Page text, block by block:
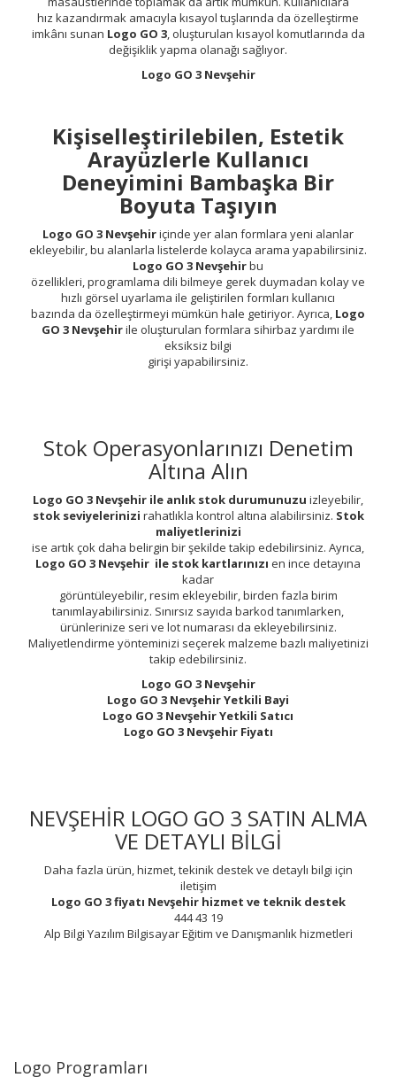
hız kazandırmak amacıyla kısayol tuşlarında da özelleştirme
imkânı sunan Logo GO 3, oluşturulan kısayol komutlarında da
değişiklik yapma olanağı sağlıyor.
Logo GO 3 Nevşehir
Kişiselleştirilebilen, Estetik
Arayüzlerle Kullanıcı
Deneyimini Bambaşka Bir
Boyuta Taşıyın
Logo GO 3 Nevşehiriçinde yer alan formlara yeni alanlar
ekleyebilir, bu alanlarla listelerde kolayca arama yapabilirsiniz.
Logo GO 3 Nevşehirbu
özellikleri, programlama dili bilmeye gerek duymadan kolay ve
hızlı görsel uyarlama ile geliştirilen formları kullanıcı
bazında da özelleştirmeyi mümkün hale getiriyor. Ayrıca, Logo
GO 3 Nevşehirile oluşturulan formlara sihirbaz yardımı ile
eksiksiz bilgi
girişi yapabilirsiniz.
Stok Operasyonlarınızı Denetim
Altına Alın
Logo GO 3 Nevşehir ile anlık stok durumunuzu izleyebilir,
stok seviyelerinizi rahatlıkla kontrol altına alabilirsiniz. Stok
maliyetlerinizi
ise artık çok daha belirgin bir şekilde takip edebilirsiniz. Ayrıca,
Logo GO 3 Nevşehir ile stok kartlarınızı en ince detayına
kadar
görüntüleyebilir, resim ekleyebilir, birden fazla birim
tanımlayabilirsiniz. Sınırsız sayıda barkod tanımlarken,
ürünlerinize seri ve lot numarası da ekleyebilirsiniz.
Maliyetlendirme yönteminizi seçerek malzeme bazlı maliyetinizi
takip edebilirsiniz.
Logo GO 3 Nevşehir
Logo GO 3 Nevşehir Yetkili Bayi
Logo GO 3 Nevşehir Yetkili Satıcı
Logo GO 3 Nevşehir Fiyatı
NEVŞEHİR LOGO GO 3 SATIN ALMA
VE DETAYLI BİLGİ
Daha fazla ürün, hizmet, tekinik destek ve detaylı bilgi için
iletişim
Logo GO 3 fiyatı Nevşehir hizmet ve teknik destek
444 43 19
Alp Bilgi Yazılım Bilgisayar Eğitim ve Danışmanlık hizmetleri
Logo Programları